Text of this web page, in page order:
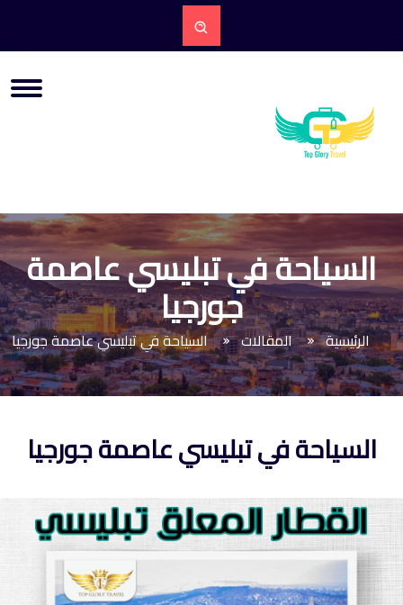
السياحة في تبليسي عاصمة
جورجيا
الرئيسية المقالات السياحة في تبليسي عاصمة جورجيا
السياحة في تبليسي عاصمة جورجيا